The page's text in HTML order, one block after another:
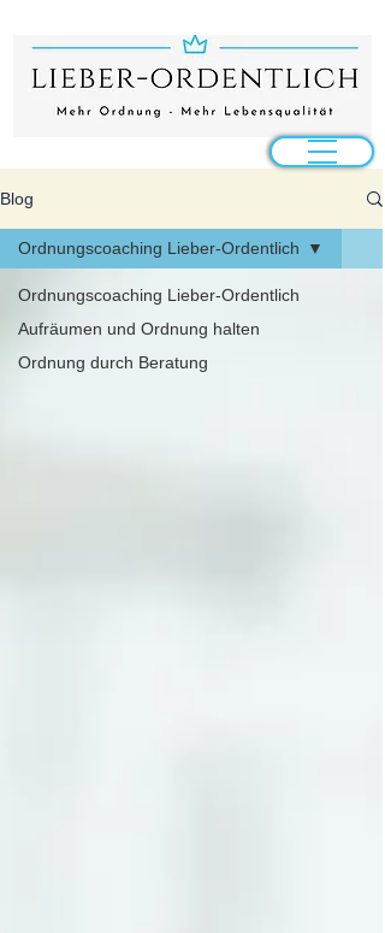
Blog
Ordnungscoaching Lieber-Ordentlich
Aufräumen und Ordnung halten
Ordnung durch Beratung
Ordnungscoaching Lieber-Ordentlich